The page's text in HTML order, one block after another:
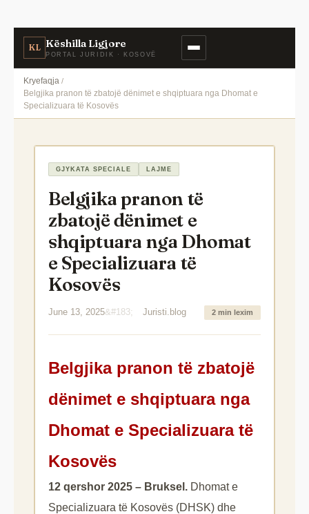
KL Këshilla Ligjore
PORTAL JURIDIK · KOSOVË
Kryefaqja
Belgjika pranon të zbatojë dënimet e shqiptuara nga Dhomat e
Specializuara të Kosovës
GJYKATA SPECIALE LAJME
Belgjika pranon të
zbatojë dënimet e
shqiptuara nga Dhomat
e Specializuara të
Kosovës
June 13, 2025 Juristi.blog 2 min lexim
Belgjika pranon të zbatojë
dënimet e shqiptuara nga
Dhomat e Specializuara të
Kosovës
12 qershor 2025 – Bruksel. Dhomat e
Specializuara të Kosovës (DHSK) dhe